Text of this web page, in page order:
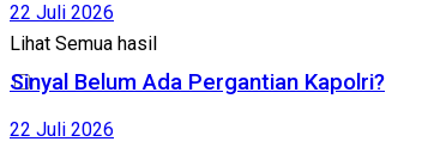
Lihat Semua hasil
Lihat Semua hasil
22 Juli 2026
Sinyal Belum Ada Pergantian Kapolri?
22 Juli 2026